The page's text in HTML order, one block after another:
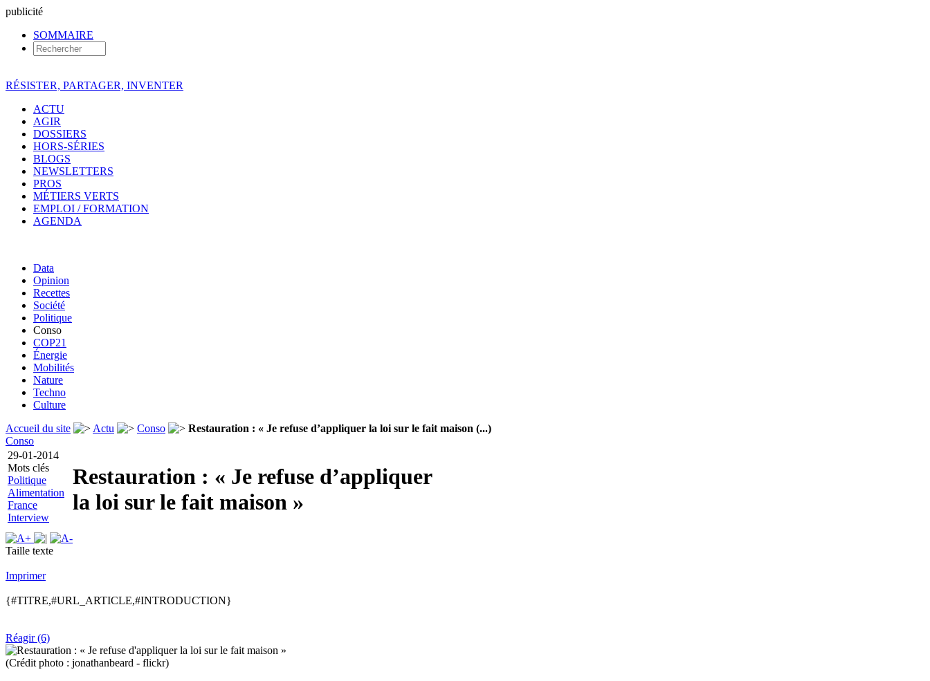
publicité
SOMMAIRE
RÉSISTER, PARTAGER, INVENTER
ACTU
AGIR
DOSSIERS
HORS-SÉRIES
BLOGS
NEWSLETTERS
PROS
MÉTIERS VERTS
EMPLOI / FORMATION
AGENDA
Data
Opinion
Recettes
Société
Politique
Conso
COP21
Énergie
Mobilités
Nature
Techno
Culture
Accueil du site
Actu Conso
Restauration : « Je refuse d’appliquer la loi sur le fait maison (...)
Conso
29-01-2014
Mots clés
Politique
Alimentation
France
Interview
Restauration : « Je refuse d’appliquer
la loi sur le fait maison »
Taille texte
Imprimer
{#TITRE,#URL_ARTICLE,#INTRODUCTION}
Réagir (6)
(Crédit photo : jonathanbeard - flickr)